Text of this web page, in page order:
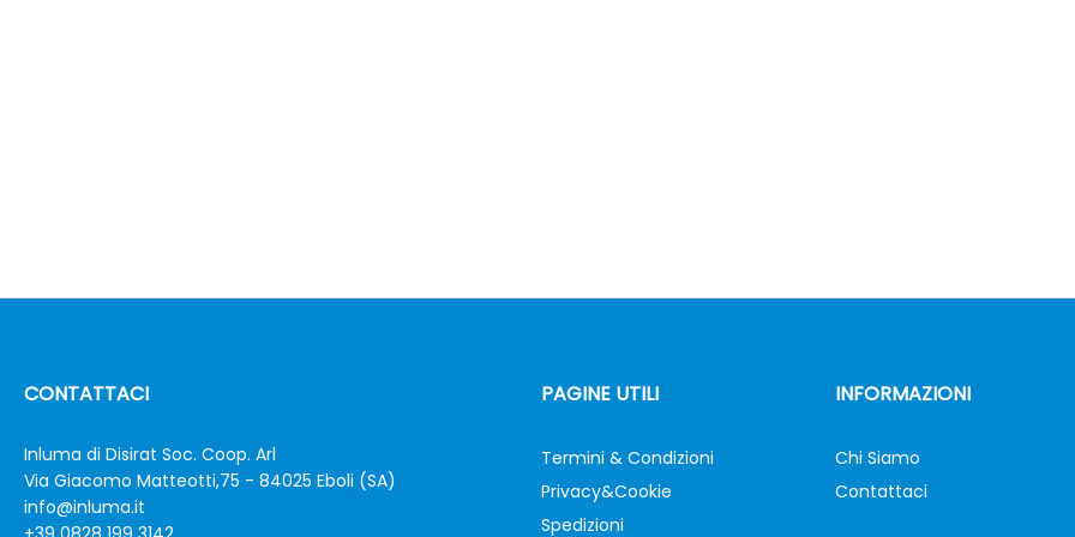
CONTATTACI
Inluma di Disirat Soc. Coop. Arl
Via Giacomo Matteotti,75 - 84025 Eboli (SA)
info@inluma.it
PAGINE UTILI
Termini & Condizioni
Privacy&Cookie
Spedizioni
INFORMAZIONI
Chi Siamo
Contattaci